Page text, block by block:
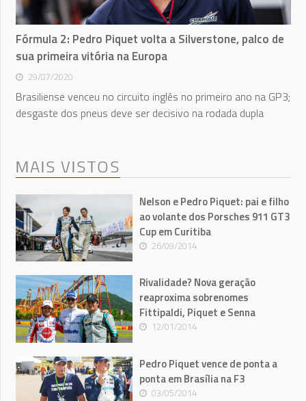
Fórmula 2: Pedro Piquet volta a Silverstone, palco de
sua primeira vitória na Europa
29/07/2020
Brasiliense venceu no circuito inglês no primeiro ano na GP3;
desgaste dos pneus deve ser decisivo na rodada dupla
MAIS VISTOS
Nelson e Pedro Piquet: pai e filho
ao volante dos Porsches 911 GT3
Cup em Curitiba
26/09/2014
Rivalidade? Nova geração
reaproxima sobrenomes
Fittipaldi, Piquet e Senna
12/01/2014
Pedro Piquet vence de ponta a
ponta em Brasília na F3
03/05/2014